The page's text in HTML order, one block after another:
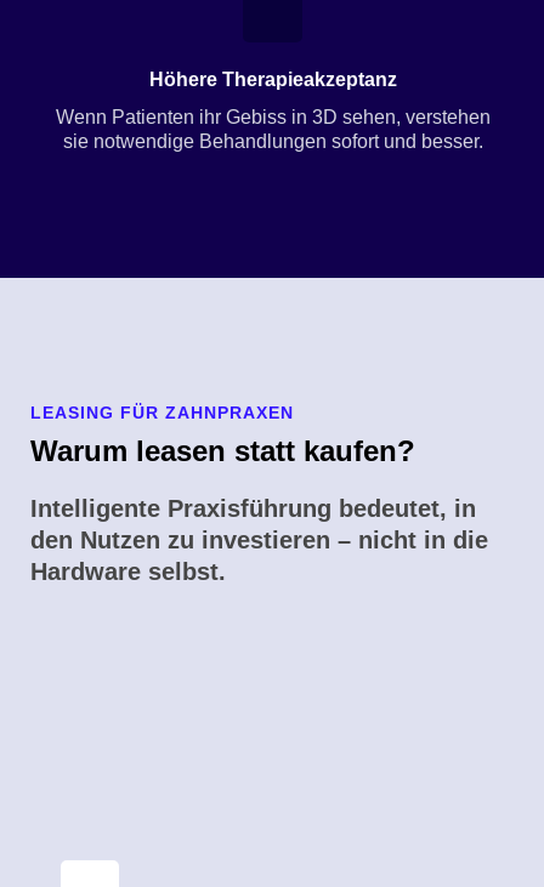
Höhere Therapieakzeptanz
Wenn Patienten ihr Gebiss in 3D sehen, verstehen
sie notwendige Behandlungen sofort und besser.
LEASING FÜR ZAHNPRAXEN
Warum leasen statt kaufen?
Intelligente Praxisführung bedeutet, in
den Nutzen zu investieren – nicht in die
Hardware selbst.